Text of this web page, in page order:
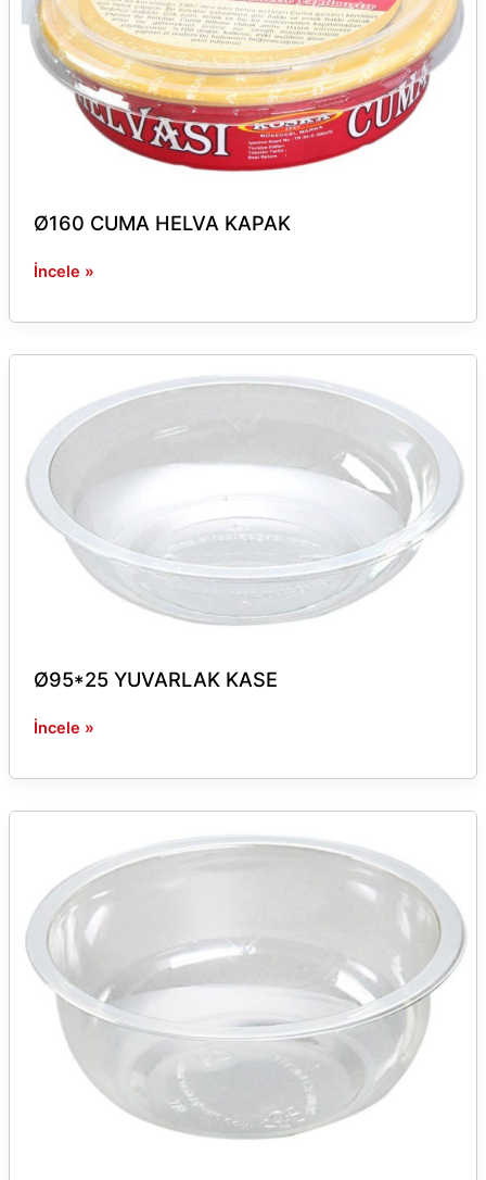
Ø160 CUMA HELVA KAPAK
İncele »
Ø95*25 YUVARLAK KASE
YUVARLAK
KASE
İncele »
KASE